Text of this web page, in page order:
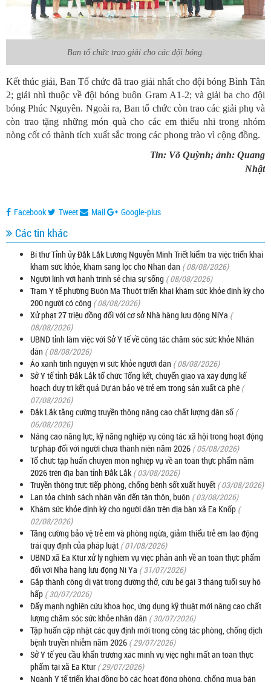
Ban tổ chức trao giải cho các đội bóng.
Kết thúc giải, Ban Tổ chức đã trao giải nhất cho đội bóng Bình Tân
2; giải nhì thuộc về đội bóng buôn Gram A1-2; và giải ba cho đội
bóng Phúc Nguyên. Ngoài ra, Ban tổ chức còn trao các giải phụ và
còn trao tặng những món quà cho các em thiếu nhi trong nhóm
nòng cốt có thành tích xuất sắc trong các phong trào vì cộng đồng.
Tin: Võ Quỳnh; ảnh: Quang
Nhật
Facebook Tweet Mail Google-plus
Các tin khác
Bí thư Tỉnh ủy Đắk Lắk Lương Nguyễn Minh Triết kiểm tra việc triển khai
khám sức khỏe, khám sàng lọc cho Nhân dân ( 08/08/2026)
Người lính với hành trình sẻ chia sự sống ( 08/08/2026)
Trạm Y tế phường Buôn Ma Thuột triển khai khám sức khỏe định kỳ cho
200 người có công ( 08/08/2026)
Xử phạt 27 triệu đồng đối với cơ sở Nhà hàng lưu động NiYa (
08/08/2026)
UBND tỉnh làm việc với Sở Y tế về công tác chăm sóc sức khỏe Nhân
dân ( 08/08/2026)
Áo xanh tình nguyện vì sức khỏe người dân ( 08/08/2026)
Sở Y tế tỉnh Đắk Lắk tổ chức Tổng kết, chuyển giao và xây dựng kế
hoạch duy trì kết quả Dự án bảo vệ trẻ em trong sản xuất cà phê (
07/08/2026)
Đắk Lắk tăng cường truyền thông nâng cao chất lượng dân số (
06/08/2026)
Nâng cao năng lực, kỹ năng nghiệp vụ công tác xã hội trong hoạt động
tư pháp đối với người chưa thành niên năm 2026 ( 05/08/2026)
Tổ chức tập huấn chuyên môn nghiệp vụ về an toàn thực phẩm năm
2026 trên địa bàn tỉnh Đắk Lắk ( 03/08/2026)
Truyền thông trực tiếp phòng, chống bệnh sốt xuất huyết ( 03/08/2026)
Lan tỏa chính sách nhân văn đến tận thôn, buôn ( 03/08/2026)
Khám sức khỏe định kỳ cho người dân trên địa bàn xã Ea Knốp (
02/08/2026)
Tăng cường bảo vệ trẻ em và phòng ngừa, giảm thiểu trẻ em lao động
trái quy định của pháp luật ( 01/08/2026)
UBND xã Ea Ktur xử lý nghiêm vụ việc phản ánh về an toàn thực phẩm
đối với Nhà hàng lưu động Ni Ya ( 31/07/2026)
Gắp thành công dị vật trong đường thở, cứu bé gái 3 tháng tuổi suy hô
hấp ( 30/07/2026)
Đẩy mạnh nghiên cứu khoa học, ứng dụng kỹ thuật mới nâng cao chất
lượng chăm sóc sức khỏe nhân dân ( 30/07/2026)
Tập huấn cập nhật các quy định mới trong công tác phòng, chống dịch
bệnh truyền nhiễm năm 2026 ( 29/07/2026)
Sở Y tế yêu cầu khẩn trương xác minh vụ việc nghi mất an toàn thực
phẩm tại xã Ea Ktur ( 29/07/2026)
Ngành Y tế triển khai đồng bộ các hoạt động phòng, chống mua bán